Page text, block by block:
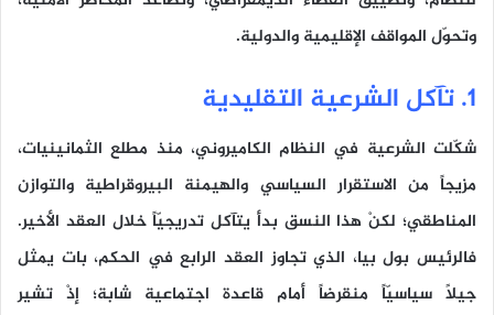
وتحوّل المواقف الإقليمية والدولية.
1. تآكل الشرعية التقليدية
شكّلت الشرعية في النظام الكاميروني، منذ مطلع الثمانينيات،
مزيجاً من الاستقرار السياسي والهيمنة البيروقراطية والتوازن
المناطقي؛ لكنْ هذا النسق بدأ يتآكل تدريجيّاً خلال العقد الأخير.
فالرئيس بول بيا، الذي تجاوز العقد الرابع في الحكم، بات يمثل
جيلًا سياسيّاً منقرضاً أمام قاعدة اجتماعية شابة؛ إذْ تشير